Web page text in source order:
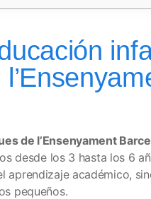
de l’Ensenyament
desde los 3 hasta los 6
aprendizaje académico,
pequeños.